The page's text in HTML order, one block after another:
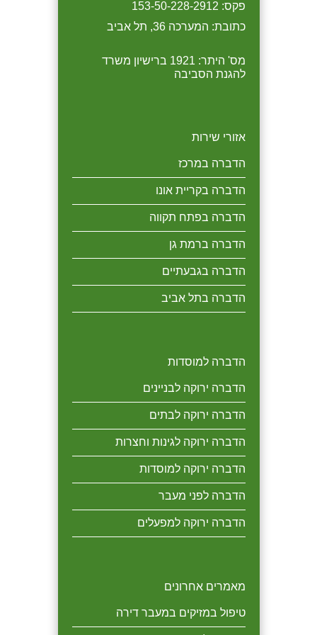
אחוז בהדברת בתי הדיירים.פקס: 153-50-228-2912
כתובת: המערכה 36, תל אביב
מס' היתר: 1921 ברישיון משרד
להגנת הסביבה
אזורי שירות
הדברה במרכז
הדברה בקריית אונו
הדברה בפתח תקווה
הדברה ברמת גן
הדברה בגבעתיים
הדברה בתל אביב
הדברה למוסדות
הדברה ירוקה לבניינים
הדברה ירוקה לבתים
הדברה ירוקה לגינות וחצרות
הדברה ירוקה למוסדות
הדברה לפני מעבר
הדברה ירוקה למפעלים
מאמרים אחרונים
טיפול במזיקים במעבר דירה